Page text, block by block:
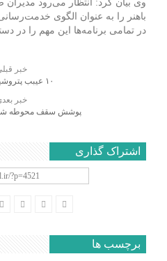
وی بیان کرد: انتظار می‌رود
باهنر را به عنوان الگوی
در تمامی برنامه‌ها این مهم را در
خبر
۱۰ عیبب پتروشیمی نمین
خبر
پوشش سقف محوطه
اشتراک گذاری
برچسب ها